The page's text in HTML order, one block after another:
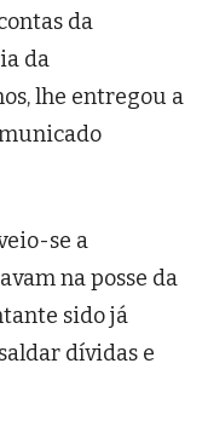
da
da
lhe entregou a
se a
na posse da
sido já
dívidas e